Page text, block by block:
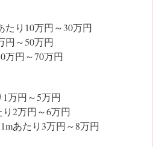
たり10万円～30万円
円～50万円
万円～70万円
万円～5万円
2万円～6万円
あたり3万円～8万円